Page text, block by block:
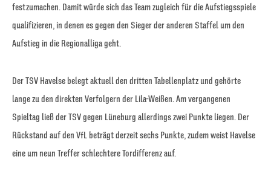
festzumachen. Damit würde sich das Team zugleich für die Aufstiegsspiele
qualifizieren, in denen es gegen den Sieger der anderen Staffel um den
Aufstieg in die Regionalliga geht.
Der TSV Havelse belegt aktuell den dritten Tabellenplatz und gehörte
lange zu den direkten Verfolgern der Lila-Weißen. Am vergangenen
Spieltag ließ der TSV gegen Lüneburg allerdings zwei Punkte liegen. Der
Rückstand auf den VfL beträgt derzeit sechs Punkte, zudem weist Havelse
eine um neun Treffer schlechtere Tordifferenz auf.